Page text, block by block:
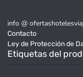
info @
Contacto
Ley de Protección de
Etiquetas del